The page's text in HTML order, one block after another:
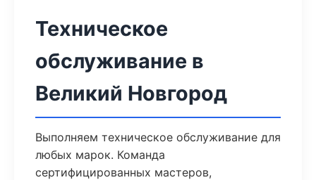
Техническое
обслуживание в
Великий Новгород
Выполняем техническое обслуживание для
любых марок. Команда
сертифицированных мастеров,